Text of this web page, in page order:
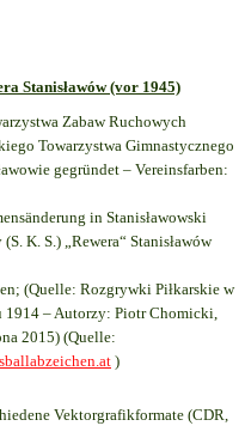
Stanisławów (vor 1945)
Zabaw Ruchowych
Towarzystwa Gimnastycznego
gegründet – Vereinsfarben:
in Stanisławowski
K. S.) „Rewera“ Stanisławów
(Quelle: Rozgrywki Piłkarskie w
– Autorzy: Piotr Chomicki,
2015) (Quelle:
)
Vektorgrafikformate (CDR,